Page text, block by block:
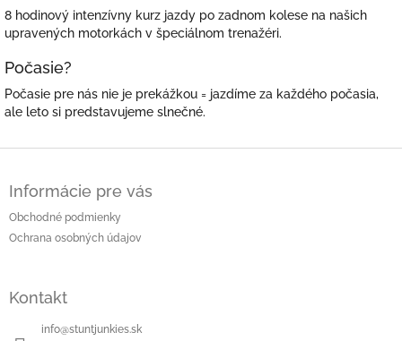
8 hodinový intenzívny kurz jazdy po zadnom kolese na našich
upravených motorkách v špeciálnom trenažéri.
Počasie?
Počasie pre nás nie je prekážkou = jazdíme za každého počasia,
ale leto si predstavujeme slnečné.
Informácie pre vás
Obchodné podmienky
Ochrana osobných údajov
Kontakt
info@stuntjunkies.sk